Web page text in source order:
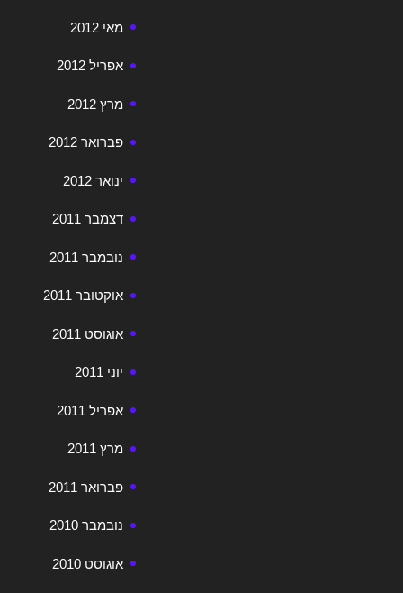
מאי 2012
אפריל 2012
מרץ 2012
פברואר 2012
ינואר 2012
דצמבר 2011
נובמבר 2011
אוקטובר 2011
אוגוסט 2011
יוני 2011
אפריל 2011
מרץ 2011
פברואר 2011
נובמבר 2010
אוגוסט 2010